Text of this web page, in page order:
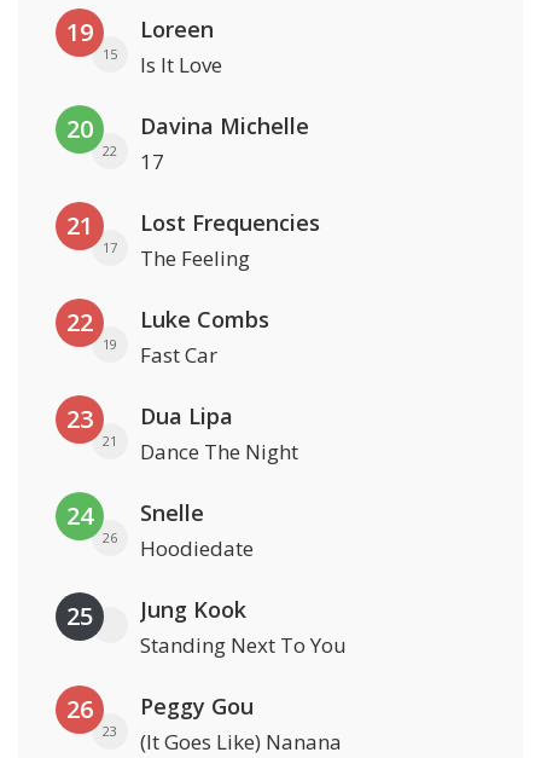
19
15
Loreen
Is It Love
20
22
Davina Michelle
17
21
17
Lost Frequencies
The Feeling
22
19
Luke Combs
Fast Car
23
21
Dua Lipa
Dance The Night
24
26
Snelle
Hoodiedate
25 Jung Kook
Standing Next To You
26
23
Peggy Gou
(It Goes Like) Nanana